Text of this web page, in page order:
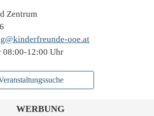
Zentrum
ooe.at
08:00-12:00 Uhr
WERBUNG